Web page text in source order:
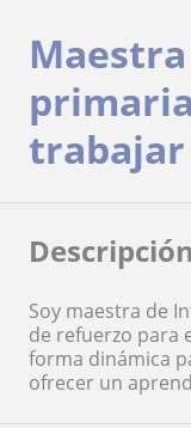
trabajar
Soy maestra de
de refuerzo para
forma dinámica
ofrecer un